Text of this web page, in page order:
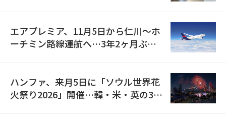
エアプレミア、11月5日から仁川〜ホ
ーチミン路線運航へ…3年2ヶ月ぶり
ハンファ、来月5日に「ソウル世界花
火祭り2026」開催…韓・米・英の3カ